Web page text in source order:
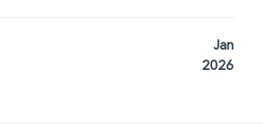
Jan
2026